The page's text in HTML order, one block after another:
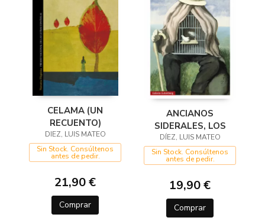
CELAMA (UN
RECUENTO)
DIEZ, LUIS MATEO
Sin Stock. Consúltenos
antes de pedir.
21,90 €
Comprar
ANCIANOS
SIDERALES, LOS
DÍEZ, LUIS MATEO
Sin Stock. Consúltenos
antes de pedir.
19,90 €
Comprar